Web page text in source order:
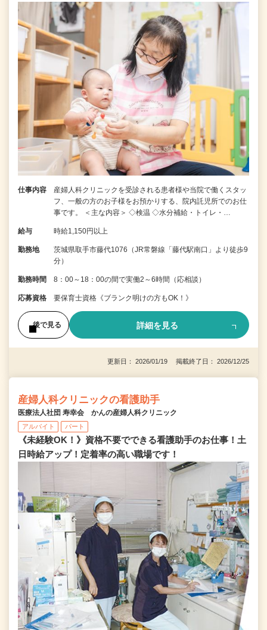
仕事内容
産婦人科クリニックを受診される患者様や当院で働くスタッ
フ、一般の方のお子様をお預かりする、院内託児所でのお仕
事です。 ＜主な内容＞ ◇検温 ◇水分補給・トイレ・…
給与 時給1,150円以上
勤務地
茨城県取手市藤代1076（JR常磐線「藤代駅南口」より徒歩9
分）
勤務時間 8：00～18：00の間で実働2～6時間（応相談）
応募資格 要保育士資格《ブランク明けの方もOK！》
後で見る 詳細を見る
更新日： 2026/01/19 掲載終了日： 2026/12/25
産婦人科クリニックの看護助手
医療法人社団 寿幸会 かんの産婦人科クリニック
アルバイト パート
《未経験OK！》資格不要でできる看護助手のお仕事！土
日時給アップ！定着率の高い職場です！